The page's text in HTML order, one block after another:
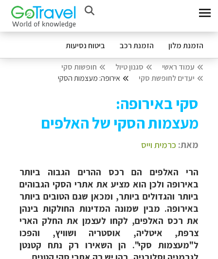
הזמנת מלון הזמנת רכב ביטוח נסיעות
עמוד ראשי סגנון טיול
חופשות סקי
יעדים לחופשת סקי
אירופה: מעצמות הסקי
סקי באירופה:
מעצמות הסקי של האלפים
מאת: כרמית וייס
הרי האלפים הם רכס ההרים הגבוה ביותר
באירופה ולכן הוא מציע את אתרי הסקי הגבוהים
ביותר והגדולים ביותר, ומכאן שגם הטובים ביותר
באירופה. מבין שמונה המדינות החולקות בינהן
את רכס האלפים, לקחו לעצמן את החלק הארי
צרפת, איטליה, אוסטריה ושוויץ, והפכו
ל"מעצמות סקי". הן השאירו רק נתח קטנטן